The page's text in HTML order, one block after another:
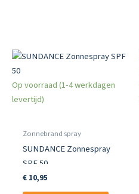
Op voorraad (1-4 werkdagen
levertijd)
Zonnebrand spray
SUNDANCE Zonnespray
SPF 50
€10,95